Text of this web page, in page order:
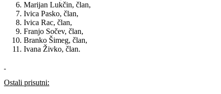
Marijan Lukčin, član,
Ivica Pasko, član,
Ivica Rac, član,
Franjo Sočev, član,
Branko Šimeg, član,
Ivana Živko, član.
Ostali prisutni: